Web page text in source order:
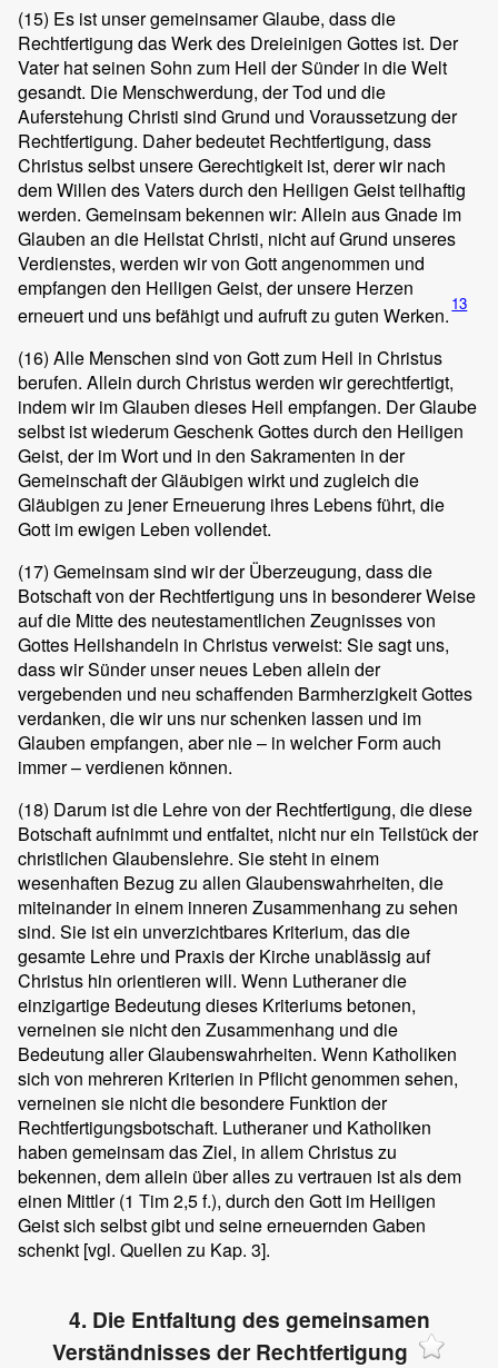
(15) Es ist unser gemeinsamer Glaube, dass die
Rechtfertigung das Werk des Dreieinigen Gottes ist. Der
Vater hat seinen Sohn zum Heil der Sünder in die Welt
gesandt. Die Menschwerdung, der Tod und die
Auferstehung Christi sind Grund und Voraussetzung der
Rechtfertigung. Daher bedeutet Rechtfertigung, dass
Christus selbst unsere Gerechtigkeit ist, derer wir nach
dem Willen des Vaters durch den Heiligen Geist teilhaftig
werden. Gemeinsam bekennen wir: Allein aus Gnade im
Glauben an die Heilstat Christi, nicht auf Grund unseres
Verdienstes, werden wir von Gott angenommen und
empfangen den Heiligen Geist, der unsere Herzen
erneuert und uns befähigt und aufruft zu guten Werken. 13
(16) Alle Menschen sind von Gott zum Heil in Christus
berufen. Allein durch Christus werden wir gerechtfertigt,
indem wir im Glauben dieses Heil empfangen. Der Glaube
selbst ist wiederum Geschenk Gottes durch den Heiligen
Geist, der im Wort und in den Sakramenten in der
Gemeinschaft der Gläubigen wirkt und zugleich die
Gläubigen zu jener Erneuerung ihres Lebens führt, die
Gott im ewigen Leben vollendet.
(17) Gemeinsam sind wir der Überzeugung, dass die
Botschaft von der Rechtfertigung uns in besonderer Weise
auf die Mitte des neutestamentlichen Zeugnisses von
Gottes Heilshandeln in Christus verweist: Sie sagt uns,
dass wir Sünder unser neues Leben allein der
vergebenden und neu schaffenden Barmherzigkeit Gottes
verdanken, die wir uns nur schenken lassen und im
Glauben empfangen, aber nie – in welcher Form auch
immer – verdienen können.
(18) Darum ist die Lehre von der Rechtfertigung, die diese
Botschaft aufnimmt und entfaltet, nicht nur ein Teilstück der
christlichen Glaubenslehre. Sie steht in einem
wesenhaften Bezug zu allen Glaubenswahrheiten, die
miteinander in einem inneren Zusammenhang zu sehen
sind. Sie ist ein unverzichtbares Kriterium, das die
gesamte Lehre und Praxis der Kirche unablässig auf
Christus hin orientieren will. Wenn Lutheraner die
einzigartige Bedeutung dieses Kriteriums betonen,
verneinen sie nicht den Zusammenhang und die
Bedeutung aller Glaubenswahrheiten. Wenn Katholiken
sich von mehreren Kriterien in Pflicht genommen sehen,
verneinen sie nicht die besondere Funktion der
Rechtfertigungsbotschaft. Lutheraner und Katholiken
haben gemeinsam das Ziel, in allem Christus zu
bekennen, dem allein über alles zu vertrauen ist als dem
einen Mittler (1 Tim 2,5 f.), durch den Gott im Heiligen
Geist sich selbst gibt und seine erneuernden Gaben
schenkt [vgl. Quellen zu Kap. 3].
4. Die Entfaltung des gemeinsamen
Verständnisses der Rechtfertigung